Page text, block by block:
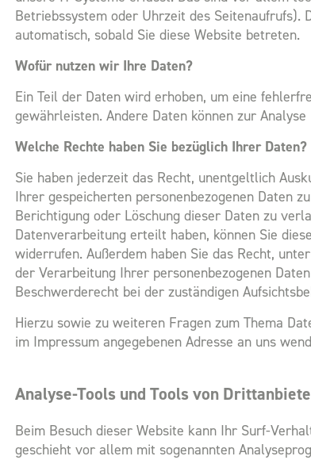
Betriebssystem oder Uhrzeit des Seitenaufrufs).
automatisch, sobald Sie diese Website betreten.
Wofür nutzen wir Ihre Daten?
Ein Teil der Daten wird erhoben, um eine
gewährleisten. Andere Daten können zur
Welche Rechte haben Sie bezüglich Ihrer Daten?
Sie haben jederzeit das Recht, unentgeltlich
Ihrer gespeicherten personenbezogenen Daten
Berichtigung oder Löschung dieser Daten zu
Datenverarbeitung erteilt haben, können Sie
widerrufen. Außerdem haben Sie das Recht,
der Verarbeitung Ihrer personenbezogenen
Beschwerderecht bei der zuständigen
Hierzu sowie zu weiteren Fragen zum Thema
im Impressum angegebenen Adresse an uns
Analyse-Tools und Tools von
Beim Besuch dieser Website kann Ihr Surf-
geschieht vor allem mit sogenannten